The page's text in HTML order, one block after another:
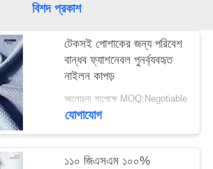
বিশদ প্রকাশ
টেকসই পোশাকের জন্য পরিবেশ
বান্ধব ফ্যাশনেবল পুনর্ব্যবহৃত
নাইলন কাপড়
আলোচনা সাপেক্ষে MOQ:Negotiable
যোগাযোগ
১১০ জিএসএম ১০০%